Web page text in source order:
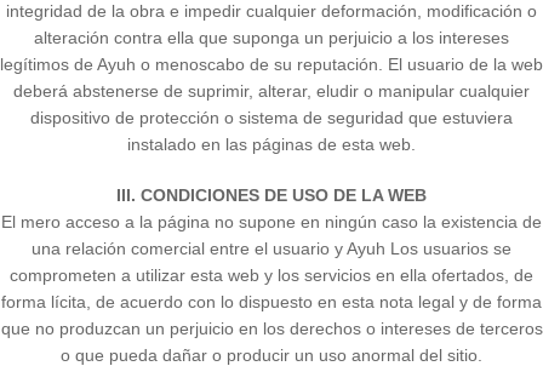
integridad de la obra e impedir cualquier deformación, modificación o
alteración contra ella que suponga un perjuicio a los intereses
legítimos de Ayuh o menoscabo de su reputación. El usuario de la web
deberá abstenerse de suprimir, alterar, eludir o manipular cualquier
dispositivo de protección o sistema de seguridad que estuviera
instalado en las páginas de esta web.
III. CONDICIONES DE USO DE LA WEB
El mero acceso a la página no supone en ningún caso la existencia de
una relación comercial entre el usuario y Ayuh Los usuarios se
comprometen a utilizar esta web y los servicios en ella ofertados, de
forma lícita, de acuerdo con lo dispuesto en esta nota legal y de forma
que no produzcan un perjuicio en los derechos o intereses de terceros
o que pueda dañar o producir un uso anormal del sitio.